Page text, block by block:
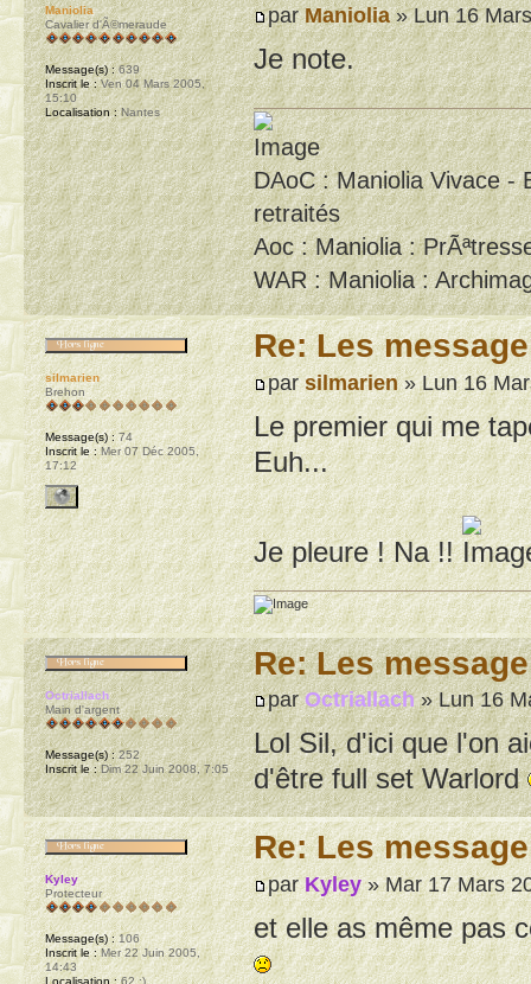
parManiolia» Lun 16
Je note.
DAoC : Maniolia Vivace -
retraités
Aoc : Maniolia :
WAR : Maniolia :
Maniolia
Cavalier d'Ã©meraude
Message(s) :639
Inscrit le :Ven 04 Mars 2005,
15:10
Localisation :Nantes
Re: Les
parsilmarien» Lun 16
Le premier qui me
Euh...
Je pleure ! Na !!
silmarien
Brehon
Message(s) :74
Inscrit le :Mer 07 Déc 2005,
17:12
Re: Les
parOctriallach» Lun 16
Lol Sil, d'ici que l'on
d'être full set Warlord
Octriallach
Main d'argent
Message(s) :252
Inscrit le :Dim 22 Juin 2008, 7:05
Re: Les
parKyley» Mar 17 Mars
et elle as même pas
Kyley
Protecteur
Message(s) :106
Inscrit le :Mer 22 Juin 2005,
14:43
Localisation :62 :)